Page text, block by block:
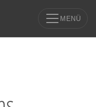
MENÜ